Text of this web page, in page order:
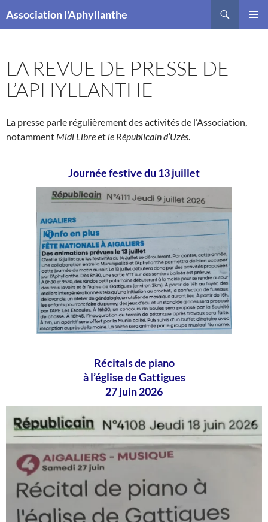
Association l'Aphyllanthe
LA REVUE DE PRESSE DE
L’APHYLLANTHE
La presse parle régulièrement des activités de l’Association,
notamment Midi Libreet le Républicain d’Uzès.
Journée festive du 13 juillet
Récitals de piano
à l’église de Gattigues
27 juin 2026